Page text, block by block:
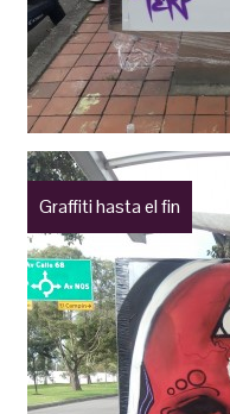
Graffiti hasta el fin